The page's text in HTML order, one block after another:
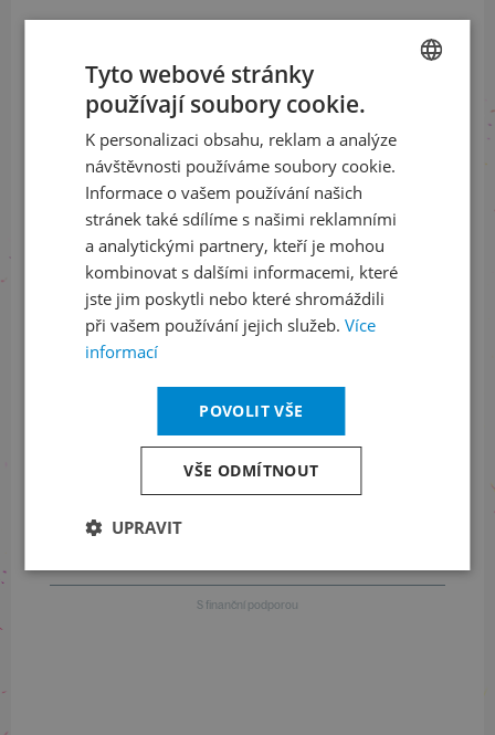
Sledujte nás na sociálních sítích
LinkedInflickr
Informace o stavu objednávek
Informace o programu
+420 257 310 414
S finanční podporou
ENGLISH
Tyto webové stránky
používají soubory cookie.
K personalizaci obsahu, reklam a analýze
návštěvnosti používáme soubory cookie.
Informace o vašem používání našich
stránek také sdílíme s našimi reklamními
a analytickými partnery, kteří je mohou
kombinovat s dalšími informacemi, které
jste jim poskytli nebo které shromáždili
při vašem používání jejich služeb. Více
informací
POVOLIT VŠE
VŠE ODMÍTNOUT
UPRAVIT